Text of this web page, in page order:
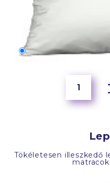
Tökéletesen illeszkedő